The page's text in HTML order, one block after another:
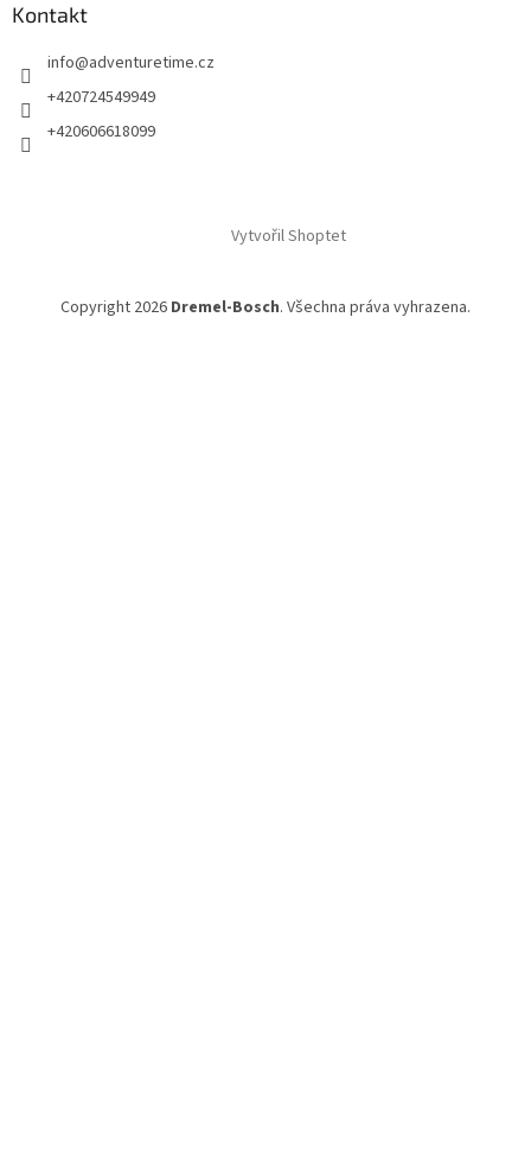
Kontakt
info@adventuretime.cz
+420724549949
+420606618099
Vytvořil Shoptet
Copyright 2026 Dremel-Bosch. Všechna práva vyhrazena.